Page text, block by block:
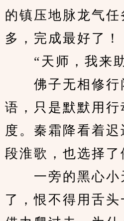
的镇压地脉龙气
多，完成最好了！
“天师，我来助
佛子无相修行
语，只是默默用行
度。秦霜降看着
段淮歌，也选择了
一旁的黑心小
了，恨不得用舌